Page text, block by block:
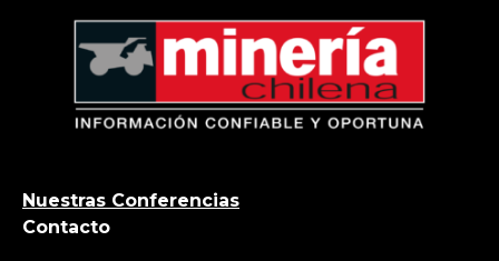
Nuestras Conferencias
Contacto